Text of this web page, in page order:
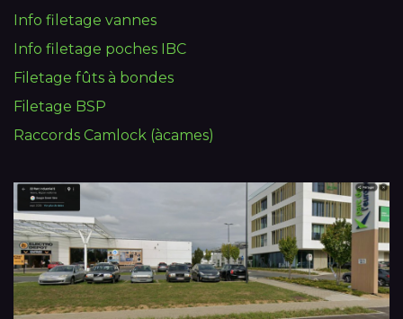
Info filetage vannes
Info filetage poches IBC
Filetage fûts à bondes
Filetage BSP
Raccords Camlock (àcames)